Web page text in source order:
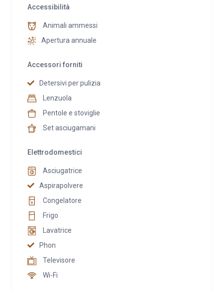
Accessibilità
Animali ammessi
Apertura annuale
Accessori forniti
Detersivi per pulizia
Lenzuola
Pentole e stoviglie
Set asciugamani
Elettrodomestici
Asciugatrice
Aspirapolvere
Congelatore
Frigo
Lavatrice
Phon
Televisore
Wi-Fi